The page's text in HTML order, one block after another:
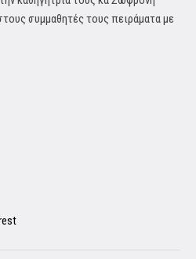
συμμαθητές τους πειράματα με